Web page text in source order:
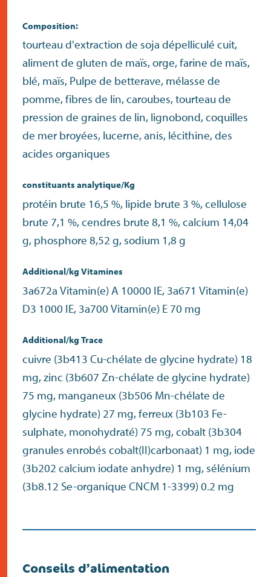
Composition:
tourteau d'extraction de soja dépelliculé cuit,
aliment de gluten de maïs, orge, farine de maïs,
blé, maïs, Pulpe de betterave, mélasse de
pomme, fibres de lin, caroubes, tourteau de
pression de graines de lin, lignobond, coquilles
de mer broyées, lucerne, anis, lécithine, des
acides organiques
constituants analytique/Kg
protéin brute 16,5 %, lipide brute 3 %, cellulose
brute 7,1 %, cendres brute 8,1 %, calcium 14,04
g, phosphore 8,52 g, sodium 1,8 g
Additional/kg Vitamines
3a672a Vitamin(e) A 10000 IE, 3a671 Vitamin(e)
D3 1000 IE, 3a700 Vitamin(e) E 70 mg
Additional/kg Trace
cuivre (3b413 Cu-chélate de glycine hydrate) 18
mg, zinc (3b607 Zn-chélate de glycine hydrate)
75 mg, manganeux (3b506 Mn-chélate de
glycine hydrate) 27 mg, ferreux (3b103 Fe-
sulphate, monohydraté) 75 mg, cobalt (3b304
granules enrobés cobalt(II)carbonaat) 1 mg, iode
(3b202 calcium iodate anhydre) 1 mg, sélénium
(3b8.12 Se-organique CNCM 1-3399) 0.2 mg
Conseils d’alimentation